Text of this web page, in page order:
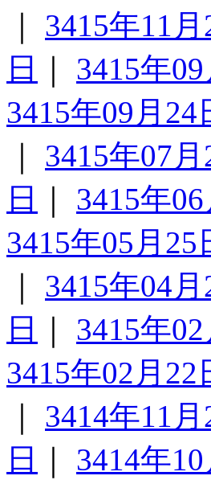
3415年11月
日
3415年09
3415年09月24
3415年07月
日
3415年06
3415年05月25
3415年04月
日
3415年02
3415年02月22
3414年11月
日
3414年10